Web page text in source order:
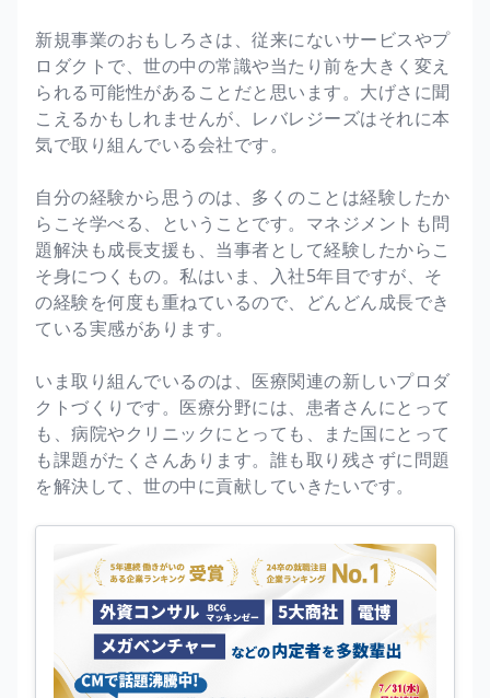
新規事業のおもしろさは、従来にないサービスやプ
ロダクトで、世の中の常識や当たり前を大きく変え
られる可能性があることだと思います。大げさに聞
こえるかもしれませんが、レバレジーズはそれに本
気で取り組んでいる会社です。
自分の経験から思うのは、多くのことは経験したか
らこそ学べる、ということです。マネジメントも問
題解決も成長支援も、当事者として経験したからこ
そ身につくもの。私はいま、入社5年目ですが、そ
の経験を何度も重ねているので、どんどん成長でき
ている実感があります。
いま取り組んでいるのは、医療関連の新しいプロダ
クトづくりです。医療分野には、患者さんにとって
も、病院やクリニックにとっても、また国にとって
も課題がたくさんあります。誰も取り残さずに問題
を解決して、世の中に貢献していきたいです。